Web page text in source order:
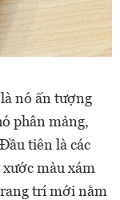
nó ấn tượng
phân mảng,
tiên là các
màu xám
trí mới nằm